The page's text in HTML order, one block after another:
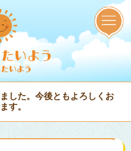
した。今後ともよろしくお
す。